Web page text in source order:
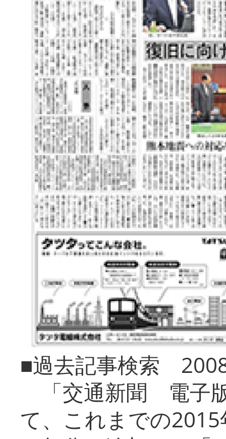
■過去記事検索
「交通新聞 電子
て、これまでの